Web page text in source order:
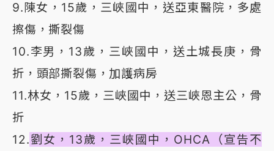
9.陳女，15歲，三峽國中，送亞東醫院，多處
擦傷，撕裂傷
10.李男，13歲，三峽國中，送土城長庚，骨
折，頭部撕裂傷，加護病房
11.林女，15歲，三峽國中，送三峽恩主公，骨
折
12.劉女，13歲，三峽國中，OHCA（宣告不